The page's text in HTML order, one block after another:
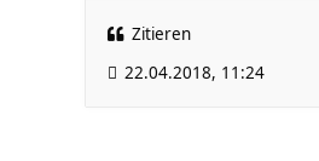
Zitieren
22.04.2018, 11:24